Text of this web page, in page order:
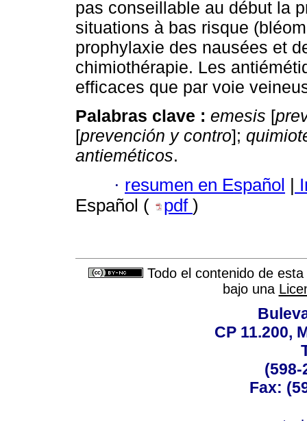
pas conseillable au début la
situations à bas risque
prophylaxie des nausées et
chimiothérapie. Les
efficaces que par voie
Palabras clave : emesis [
[prevención y contro];
antieméticos.
· resumen en Español |
Español (
pdf )
Todo el contenido de
bajo una
CP 11.200,
(598-
Fax: